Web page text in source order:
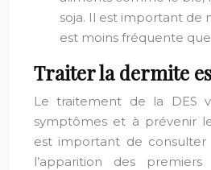
soja. Il est important de
est moins fréquente que
Traiter la dermite
Le traitement de la DES
symptômes et à prévenir
est important de consulter
l’apparition des